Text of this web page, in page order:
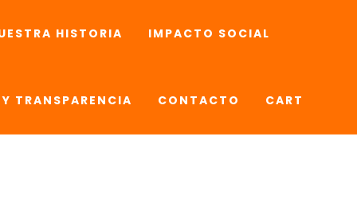
HISTORIA IMPACTO SOCIAL
TRANSPARENCIA CONTACTO CART